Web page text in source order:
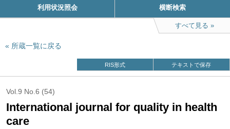
利用状況照会 横断検索
すべて見る
所蔵一覧に戻る
RIS形式 テキストで保存
Vol.9 No.6 (54)
International journal for quality in health
care